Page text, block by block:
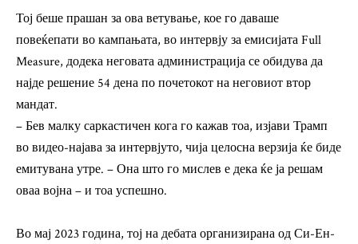
Тој беше прашан за ова ветување, кое го даваше
повеќепати во кампањата, во интервју за емисијата Full
Measure, додека неговата администрација се обидува да
најде решение 54 дена по почетокот на неговиот втор
мандат.
– Бев малку саркастичен кога го кажав тоа, изјави Трамп
во видео-најава за интервјуто, чија целосна верзија ќе биде
емитувана утре. – Она што го мислев е дека ќе ја решам
оваа војна – и тоа успешно.
Во мај 2023 година, тој на дебата организирана од Си-Ен-